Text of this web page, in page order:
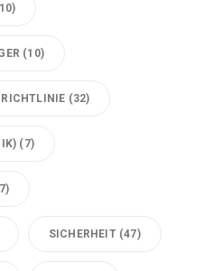
(10)
RICHTLINIE (32)
(7)
SICHERHEIT(47)